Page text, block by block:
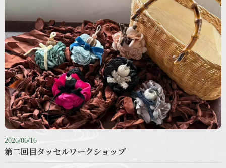
2026/06/16
第二回目タッセルワークショップ